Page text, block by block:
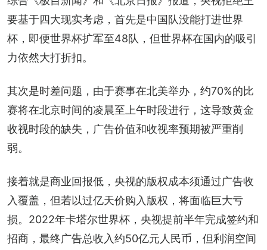
要基于四大现实考虑，首先是中国队没能打进世界
杯，即便世界杯扩军至48队，但世界杯在国内的吸引
力依然大打折扣。
其次是时差问题，由于赛事在北美举办，约70%的比
赛将在北京时间的凌晨至上午时段进行，这导致黄金
收视时段的缺失，广告价值和收视率预期被严重削
弱。
接着就是商业回报低，央视的版权成本须通过广告收
入覆盖，但若以过亿天价购入版权，将面临巨大亏
损。2022年卡塔尔世界杯，央视提前半年完成签约和
招商，最终广告总收入约50亿元人民币，但利润空间